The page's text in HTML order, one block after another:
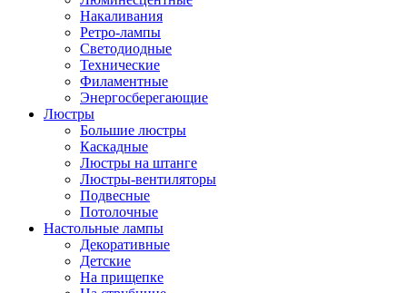
Накаливания
Ретро-лампы
Светодиодные
Технические
Филаментные
Энергосберегающие
Люстры
Большие люстры
Каскадные
Люстры на штанге
Люстры-вентиляторы
Подвесные
Потолочные
Настольные лампы
Декоративные
Детские
На прищепке